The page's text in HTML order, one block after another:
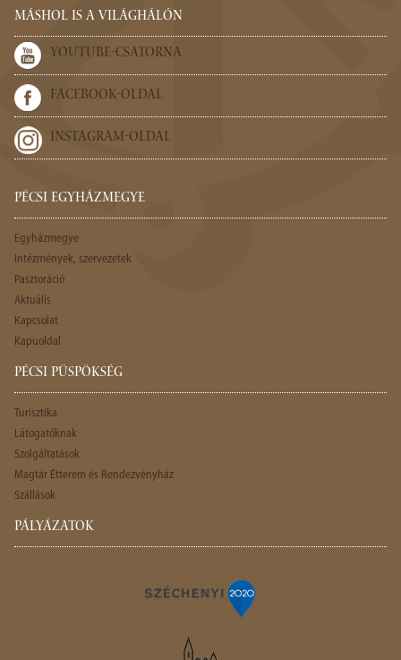
MÁSHOL IS A VILÁGHÁLÓN
YOUTUBE-CSATORNA
FACEBOOK-OLDAL
INSTAGRAM-OLDAL
PÉCSI EGYHÁZMEGYE
Egyházmegye
Intézmények, szervezetek
Pasztoráció
Aktuális
Kapcsolat
Kapuoldal
PÉCSI PÜSPÖKSÉG
Turisztika
Látogatóknak
Szolgáltatások
Magtár Étterem és Rendezvényház
Szállások
PÁLYÁZATOK